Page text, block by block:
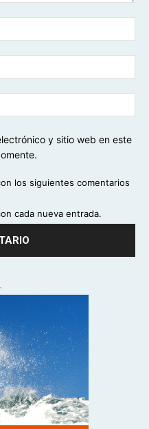
y sitio web en este
los siguientes comentarios
cada nueva entrada.